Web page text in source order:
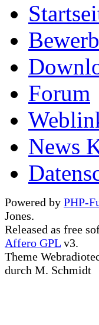
Forum
News
Powered by PHP-
Jones.
Released as free
Affero GPL v3.
Theme
durch M. Schmidt